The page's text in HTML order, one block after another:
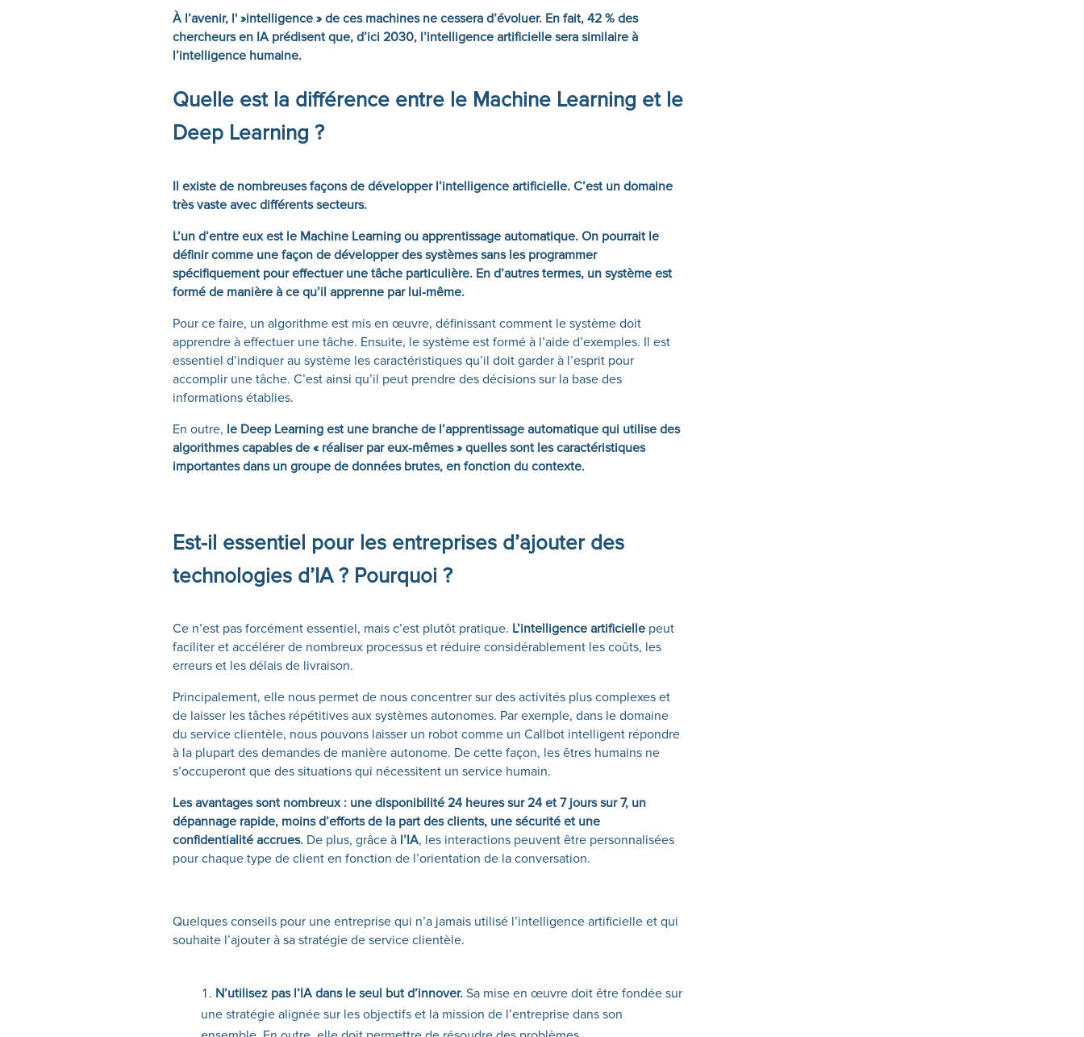
À l’avenir, l' »intelligence » de ces machines ne cessera d’évoluer. En fait, 42 % des
chercheurs en IA prédisent que, d’ici 2030, l’intelligence artificielle sera similaire à
l’intelligence humaine.
Quelle est la différence entre le Machine Learning et le
DeepLearning ?
Il existe de nombreuses façons de développer l’intelligence artificielle. C’est un domaine
très vaste avec différents secteurs.
L’un d’entre eux est le Machine Learning ou apprentissage automatique. On pourrait le
définir comme une façon de développer des systèmes sans les programmer
spécifiquement pour effectuer une tâche particulière. En d’autres termes, un système est
formé de manière à ce qu’il apprenne par lui-même.
Pour ce faire, un algorithme est mis en œuvre, définissant comment le système doit
apprendre à effectuer une tâche. Ensuite, le système est formé à l’aide d’exemples. Il est
essentiel d’indiquer au système les caractéristiques qu’il doit garder à l’esprit pour
accomplir une tâche. C’est ainsi qu’il peut prendre des décisions sur la base des
informations établies.
En outre, le Deep Learning est une branche de l’apprentissage automatique qui utilise des
algorithmes capables de « réaliser par eux-mêmes » quelles sont les caractéristiques
importantes dans un groupe de données brutes, en fonction du contexte.
Est-il essentiel pour les entreprises d’ajouter des
technologies d’IA ? Pourquoi ?
Ce n’est pas forcément essentiel, mais c’est plutôt pratique. L’intelligence artificiellepeut
faciliter et accélérer de nombreux processus et réduire considérablement les coûts, les
erreurs et les délais de livraison.
Principalement, elle nous permet de nous concentrer sur des activités plus complexes et
de laisser les tâches répétitives aux systèmes autonomes. Par exemple, dans le domaine
du service clientèle, nous pouvons laisser un robot comme un Callbot intelligent répondre
à la plupart des demandes de manière autonome. De cette façon, les êtres humains ne
s’occuperont que des situations qui nécessitent un service humain.
Les avantages sont nombreux : une disponibilité 24 heures sur 24 et 7 jours sur 7, un
dépannage rapide, moins d’efforts de la part des clients, une sécurité et une
confidentialité accrues.De plus, grâce à l’IA, les interactions peuvent être personnalisées
pour chaque type de client en fonction de l’orientation de la conversation.
Quelques conseils pour une entreprise qui n’a jamais utilisé l’intelligence artificielle et qui
souhaite l’ajouter à sa stratégie de service clientèle.
N’utilisez pas l’IA dans le seul but d’innover.Sa mise en œuvre doit être fondée sur
une stratégie alignée sur les objectifs et la mission de l’entreprise dans son